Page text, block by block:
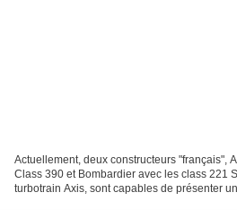
Actuellement, deux constructeurs "français",
Class 390 et Bombardier avec les class 221
turbotrain Axis, sont capables de présenter